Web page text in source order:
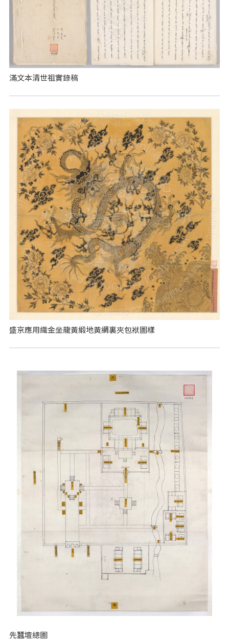
滿文本清世祖實錄稿
盛京應用織金坐龍黃緞地黃綢裏夾包袱圖樣
先蠶壇總圖